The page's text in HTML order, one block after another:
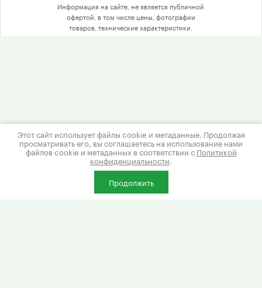
Информация на сайте, не является публичной
офертой, в том числе цены, фотографии
товаров, технические характеристики.
Интернет магазин картриджей
Есть вопросы? Звоните:
Этот сайт использует файлы cookie и метаданные. Продолжая
просматривать его, вы соглашаетесь на использование нами
файлов cookie и метаданных в соответствии с Политикой
конфиденциальности.
Продолжить